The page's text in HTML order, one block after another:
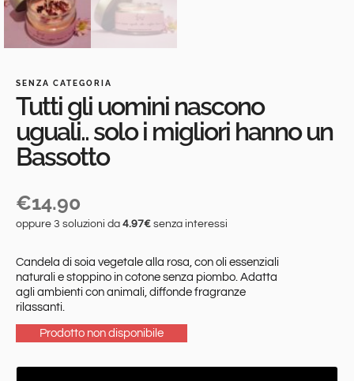
SENZA CATEGORIA
Tutti gli uomini nascono
uguali.. solo i migliori hanno un
Bassotto
€14.90
oppure 3 soluzioni da 4.97€ senza interessi
Candela di soia vegetale alla rosa, con oli essenziali
naturali e stoppino in cotone senza piombo. Adatta
agli ambienti con animali, diffonde fragranze
rilassanti.